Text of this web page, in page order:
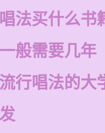
法买什么书
般需要几年
行唱法的大